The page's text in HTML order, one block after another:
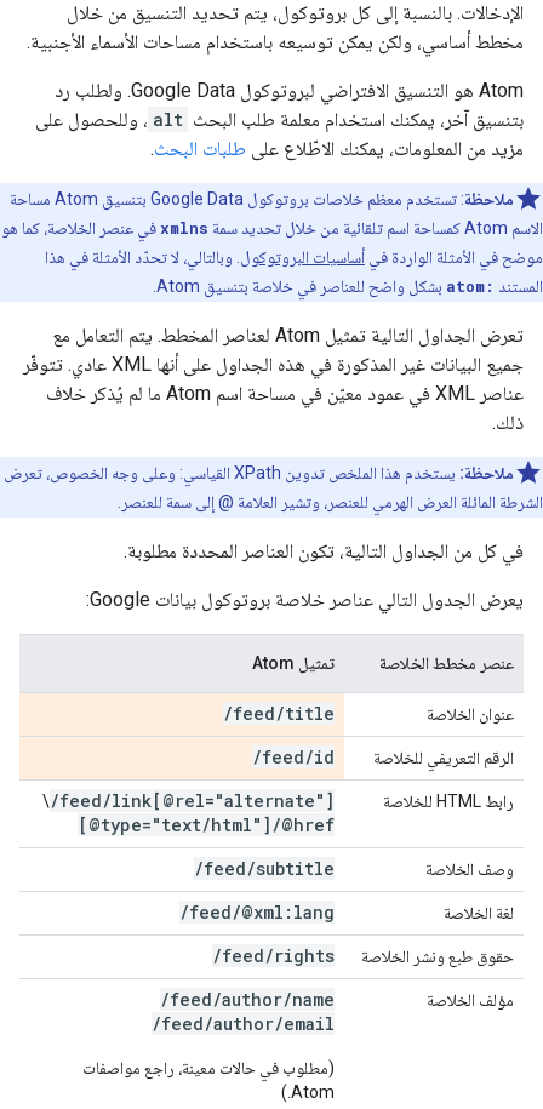
الإدخالات. بالنسبة إلى كل بروتوكول، يتم تحديد التنسيق من خلال
مخطط أساسي، ولكن يمكن توسيعه باستخدام مساحات الأسماء الأجنبية.
Atom هو التنسيق الافتراضي لبروتوكول Google Data. ولطلب رد
بتنسيق آخر، يمكنك استخدام معلمة طلب البحث alt ، وللحصول على
مزيد من المعلومات، يمكنك الاطّلاع على طلبات البحث.
ملاحظة
: تستخدم معظم خلاصات بروتوكول Google Data بتنسيق Atom مساحة
الاسم Atom كمساحة اسم تلقائية من خلال تحديد سمة
xmlns في عنصر الخلاصة، كما هو
موضح في الأمثلة الواردة في أساسيات البروتوكول
. وبالتالي، لا تحدّد الأمثلة في هذا
المستند atom: بشكل واضح للعناصر في خلاصة بتنسيق Atom.
تعرض الجداول التالية تمثيل Atom لعناصر المخطط. يتم التعامل مع
جميع البيانات غير المذكورة في هذه الجداول على أنها XML عادي. تتوفّر
عناصر XML في عمود معيّن في مساحة اسم Atom ما لم يُذكر خلاف
ذلك.
ملاحظة:
يستخدم هذا الملخص تدوين XPath القياسي: وعلى وجه الخصوص، تعرض
الشرطة المائلة العرض الهرمي للعنصر، وتشير العلامة @ إلى سمة للعنصر.
في كل من الجداول التالية، تكون العناصر المحددة مطلوبة.
يعرض الجدول التالي عناصر خلاصة بروتوكول بيانات Google:
عنصر مخطط الخلاصة تمثيل Atom
عنوان الخلاصة /feed/title
الرقم التعريفي للخلاصة /feed/id
رابط HTML للخلاصة /feed/link[@rel="alternate"]
\
[@type="text/html"] /@href
وصف الخلاصة /feed/subtitle
لغة الخلاصة /feed/@xml:lang
حقوق طبع ونشر الخلاصة /feed/rights
مؤلف الخلاصة
/feed/author/name
/feed/author/email
(مطلوب في حالات معينة، راجع مواصفات
Atom.)